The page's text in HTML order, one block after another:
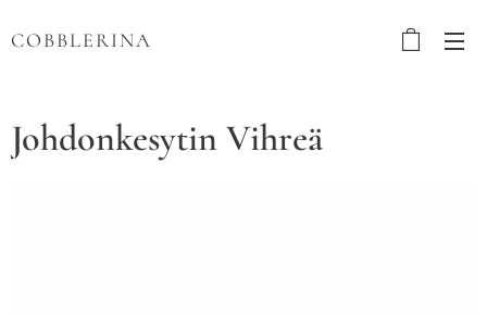
COBBLERINA
Johdonkesytin Vihreä